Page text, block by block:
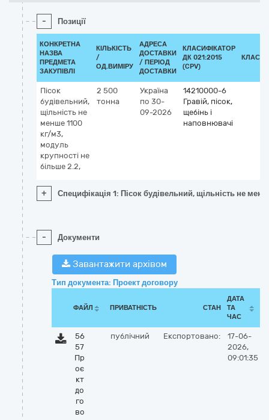
- Позиції
КОНКРЕТНА
НАЗВА
ПРЕДМЕТА
ЗАКУПІВЛІ
КІЛЬКІСТЬ
/
ОД.ВИМІРУ
АДРЕСА
ДОСТАВКИ
/ ПЕРІОД
ДОСТАВКИ
КЛАСИФІКАТОР
ДК 021:2015
(CPV)
Пісок
будівельний,
щільність не
менше 1100
кг/м3,
модуль
крупності не
більше 2.2,
2 500
тонна
Україна
по 30-
09-2026
14210000-6
Гравій, пісок,
щебінь і
наповнювачі
+ Специфікація 1: Пісок будівельний, щільність не
- Документи
Завантажити архівом
Тип документа: Проект договору
ФАЙЛ ПРИВАТНІСТЬ СТАН
ДАТА
ТА
ЧАС
56
57
Пр
оє
кт
до
го
во
публічний Експортовано:
17-06-
2026,
09:01:35